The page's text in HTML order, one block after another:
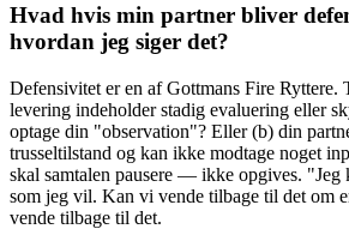
Hvad hvis min partner bliver
hvordan jeg siger det?
Defensivitet er en af Gottmans Fire Ryttere.
levering indeholder stadig evaluering eller
optage din "observation"? Eller (b) din
trusseltilstand og kan ikke modtage noget
skal samtalen pausere — ikke opgives. "Jeg
som jeg vil. Kan vi vende tilbage til det om
vende tilbage til det.